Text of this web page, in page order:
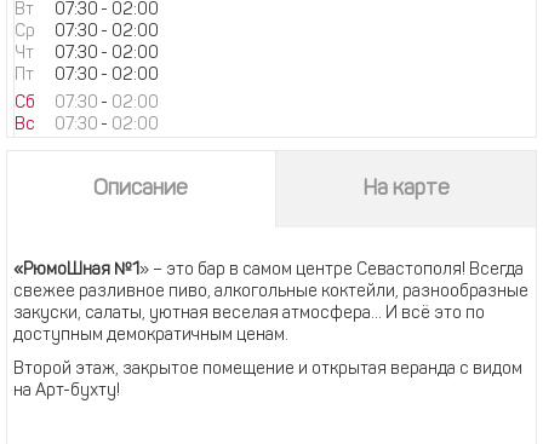
Вт
07:30 - 02:00
Ср
07:30 - 02:00
Чт
07:30 - 02:00
Пт
07:30 - 02:00
Сб
07:30 - 02:00
Вс
07:30 - 02:00
Описание На карте
«РюмоШная №1» – это бар в самом центре Севастополя! Всегда
свежее разливное пиво, алкогольные коктейли, разнообразные
закуски, салаты, уютная веселая атмосфера... И всё это по
доступным демократичным ценам.
Второй этаж, закрытое помещение и открытая веранда с видом
на Арт-бухту!